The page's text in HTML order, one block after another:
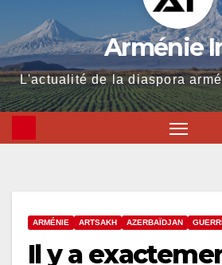
Arménie
L'actualité de la diaspora
ARMÉNIE ARTSAKH AZERBAÏDJAN
Il y a